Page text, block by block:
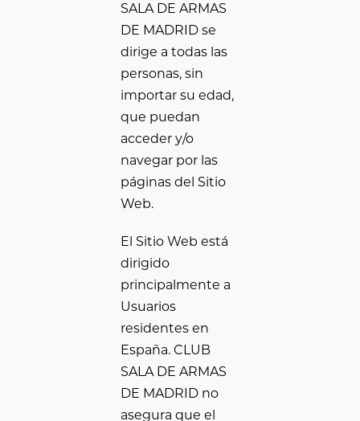
SALA DE ARMAS
DE MADRID se
dirige a todas las
personas, sin
importar su edad,
que puedan
acceder y/o
navegar por las
páginas del Sitio
Web.
El Sitio Web está
dirigido
principalmente a
Usuarios
residentes en
España. CLUB
SALA DE ARMAS
DE MADRID no
asegura que el